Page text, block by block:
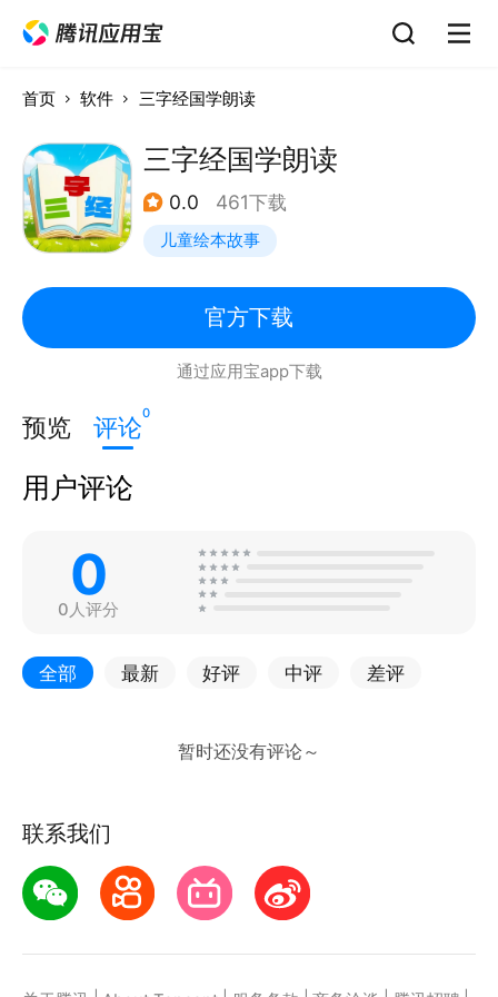
首页 软件 三字经国学朗读
三字经国学朗读
0.0 461下载
儿童绘本故事
官方下载
通过应用宝app下载
预览 评论0
用户评论
0
0人评分
全部 最新 好评 中评 差评
联系我们